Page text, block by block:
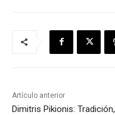
Artículo anterior
Dimitris Pikionis: Tradición,